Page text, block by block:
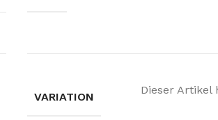
VARIATION
Dieser Artikel